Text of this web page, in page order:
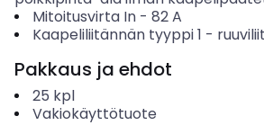
Mitoitusvirta In- 82A
Kaapeliliitännän tyyppi 1 -
Pakkaus ja ehdot
25 kpl
Vakiokäyttötuote